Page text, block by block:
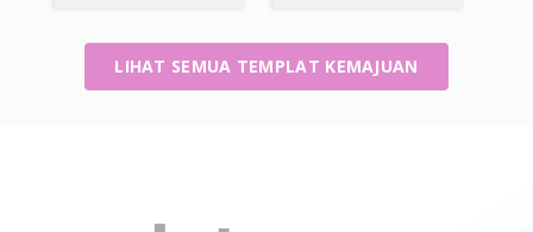
LIHAT SEMUA TEMPLAT KEMAJUAN